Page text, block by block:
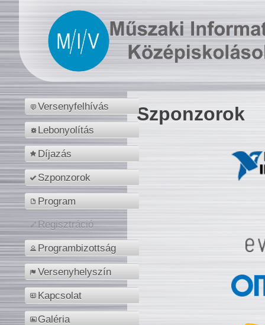
Versenyfelhívás
Lebonyolítás
Díjazás
Szponzorok
Program
Regisztráció
Programbizottság
Versenyhelyszín
Kapcsolat
Galéria
Szponzorok